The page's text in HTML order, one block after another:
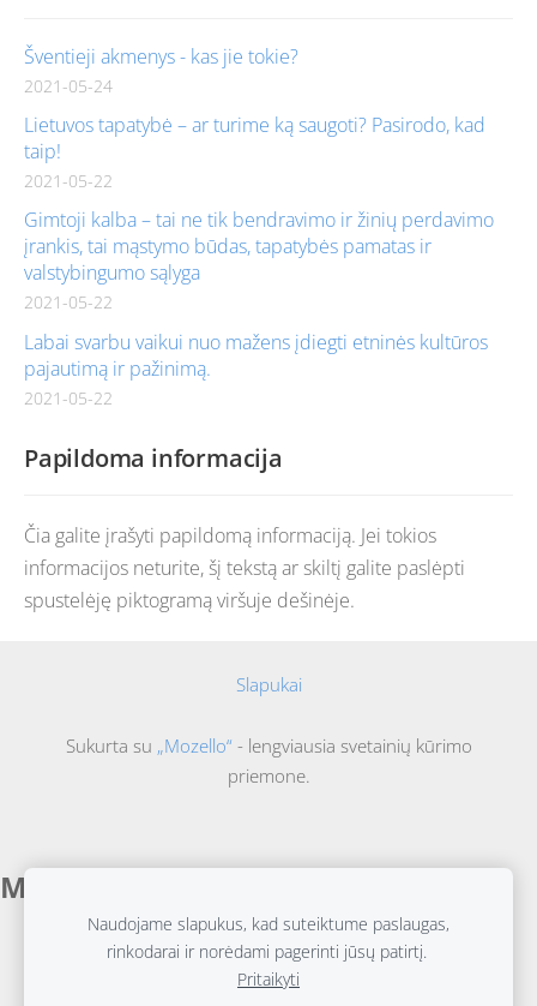
Šventieji akmenys - kas jie tokie?
2021-05-24
Lietuvos tapatybė – ar turime ką saugoti? Pasirodo, kad
taip!
2021-05-22
Gimtoji kalba – tai ne tik bendravimo ir žinių perdavimo
įrankis, tai mąstymo būdas, tapatybės pamatas ir
valstybingumo sąlyga
2021-05-22
Labai svarbu vaikui nuo mažens įdiegti etninės kultūros
pajautimą ir pažinimą.
2021-05-22
Papildoma informacija
Čia galite įrašyti papildomą informaciją. Jei tokios
informacijos neturite, šį tekstą ar skiltį galite paslėpti
spustelėję piktogramą viršuje dešinėje.
Slapukai
Sukurta su „Mozello“ - lengviausia svetainių kūrimo
priemone.
Mūsų paslaugos
Kelionių organizavimas:Įsimintinos ir profesionaliai
Meninė ir komercinė (NT, renginių)
Naudojame slapukus, kad suteiktume paslaugas,
rinkodarai ir norėdami pagerinti jūsų patirtį.
Pritaikyti